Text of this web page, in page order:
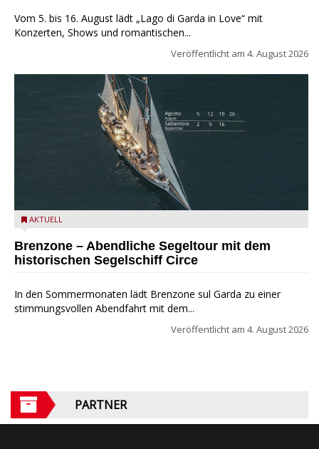
Vom 5. bis 16. August lädt „Lago di Garda in Love“ mit
Konzerten, Shows und romantischen...
Veröffentlicht am 4. August 2026
Mit dem historischen Segelschiff Circe auf dem Gardasee.
AKTUELL
Brenzone – Abendliche Segeltour mit dem
historischen Segelschiff Circe
In den Sommermonaten lädt Brenzone sul Garda zu einer
stimmungsvollen Abendfahrt mit dem...
Veröffentlicht am 4. August 2026
PARTNER